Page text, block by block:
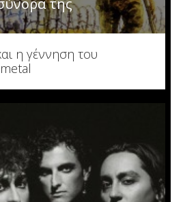
της
η γέννηση του